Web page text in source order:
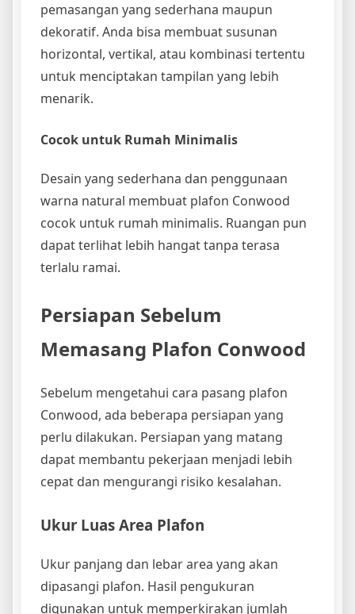
pemasangan yang sederhana maupun
dekoratif. Anda bisa membuat susunan
horizontal, vertikal, atau kombinasi tertentu
untuk menciptakan tampilan yang lebih
menarik.
Cocok untuk Rumah Minimalis
Desain yang sederhana dan penggunaan
warna natural membuat plafon Conwood
cocok untuk rumah minimalis. Ruangan pun
dapat terlihat lebih hangat tanpa terasa
terlalu ramai.
Persiapan Sebelum
Memasang Plafon Conwood
Sebelum mengetahui cara pasang plafon
Conwood, ada beberapa persiapan yang
perlu dilakukan. Persiapan yang matang
dapat membantu pekerjaan menjadi lebih
cepat dan mengurangi risiko kesalahan.
Ukur Luas Area Plafon
Ukur panjang dan lebar area yang akan
dipasangi plafon. Hasil pengukuran
digunakan untuk memperkirakan jumlah